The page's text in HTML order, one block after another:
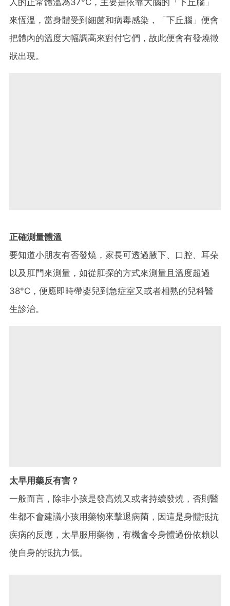
人的正常體溫為37°C，主要是依靠大腦的「下丘腦」
來恆溫，當身體受到細菌和病毒感染，「下丘腦」便會
把體內的溫度大幅調高來對付它們，故此便會有發燒徵
狀出現。
正確測量體溫
要知道小朋友有否發燒，家長可透過腋下、口腔、耳朵
以及肛門來測量，如從肛探的方式來測量且溫度超過
38°C，便應即時帶嬰兒到急症室又或者相熟的兒科醫
生診治。
太早用藥反有害？
一般而言，除非小孩是發高燒又或者持續發燒，否則醫
生都不會建議小孩用藥物來擊退病菌，因這是身體抵抗
疾病的反應，太早服用藥物，有機會令身體過份依賴以
使自身的抵抗力低。